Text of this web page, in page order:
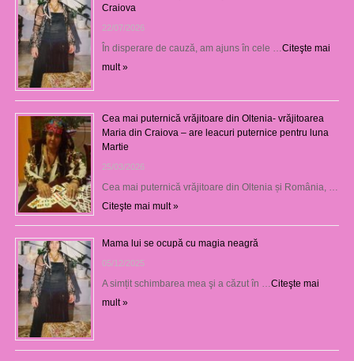
Craiova
22/07/2026
În disperare de cauză, am ajuns în cele … Citeşte mai
mult »
Cea mai puternică vrăjitoare din Oltenia- vrăjitoarea
Maria din Craiova – are leacuri puternice pentru luna
Martie
25/03/2026
Cea mai puternică vrăjitoare din Oltenia și România, …
Citeşte mai mult »
Mama lui se ocupă cu magia neagră
05/12/2025
A simțit schimbarea mea şi a căzut în … Citeşte mai
mult »